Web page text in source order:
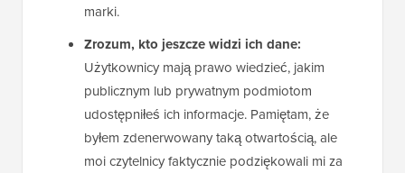
marki.
Zrozum, kto jeszcze widzi ich dane:
Użytkownicy mają prawo wiedzieć, jakim
publicznym lub prywatnym podmiotom
udostępniłeś ich informacje. Pamiętam, że
byłem zdenerwowany taką otwartością, ale
moi czytelnicy faktycznie podziękowali mi za